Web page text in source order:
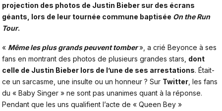
projection des photos de Justin Bieber sur des écrans
géants, lors de leur tournée commune baptisée On the Run
Tour.
« Même les plus grands peuvent tomber», a crié Beyonce à ses
fans en montrant des photos de plusieurs grandes stars, dont
celle de Justin Bieber lors de l’une de ses arrestations. Était-
ce un sarcasme, une insulte ou un honneur ? Sur Twitter, les fans
du « Baby Singer » ne sont pas unanimes quant à la réponse.
Pendant que les uns qualifient l’acte de « Queen Bey »